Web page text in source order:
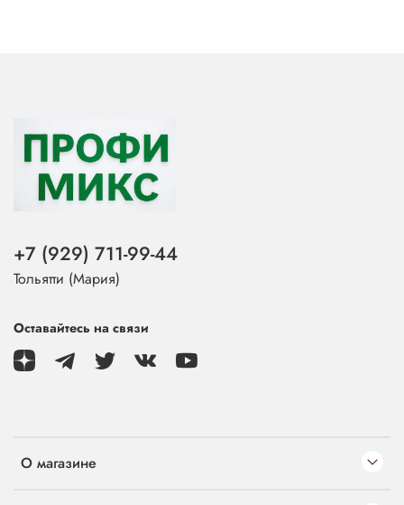
О магазине
+7 (929) 711-99-44
Тольятти (Мария)
Оставайтесь на связи